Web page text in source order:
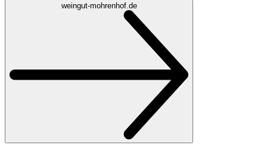
weingut-mohrenhof.de